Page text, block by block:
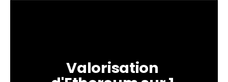
Valorisation